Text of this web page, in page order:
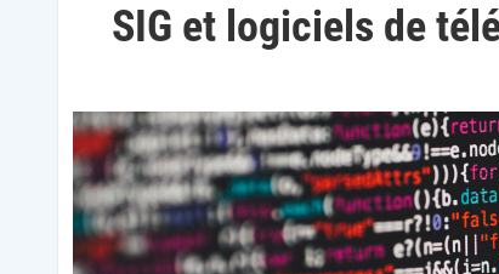
SIG et logiciels de